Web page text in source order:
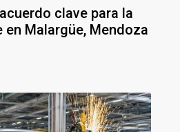
clave para la
Malargüe, Mendoza